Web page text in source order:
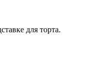
для торта.